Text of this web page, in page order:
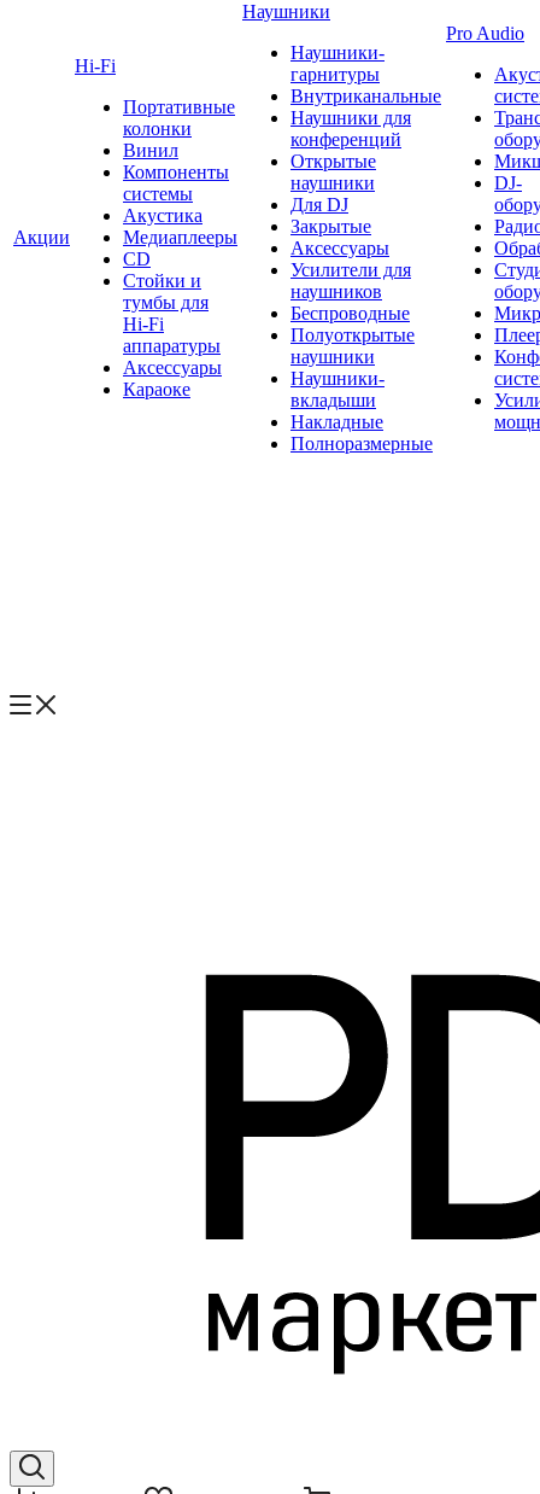
Акции
Hi-Fi
Портативные
колонки
Винил
Компоненты
системы
Акустика
Медиаплееры
CD
Стойки и
тумбы для
Hi-Fi
аппаратуры
Аксессуары
Караоке
Наушники
Наушники-
гарнитуры
Внутриканальные
Наушники для
конференций
Открытые
наушники
Для DJ
Закрытые
Аксессуары
Усилители для
наушников
Беспроводные
Полуоткрытые
наушники
Наушники-
вкладыши
Накладные
Полноразмерные
Pro Audio
DJ-